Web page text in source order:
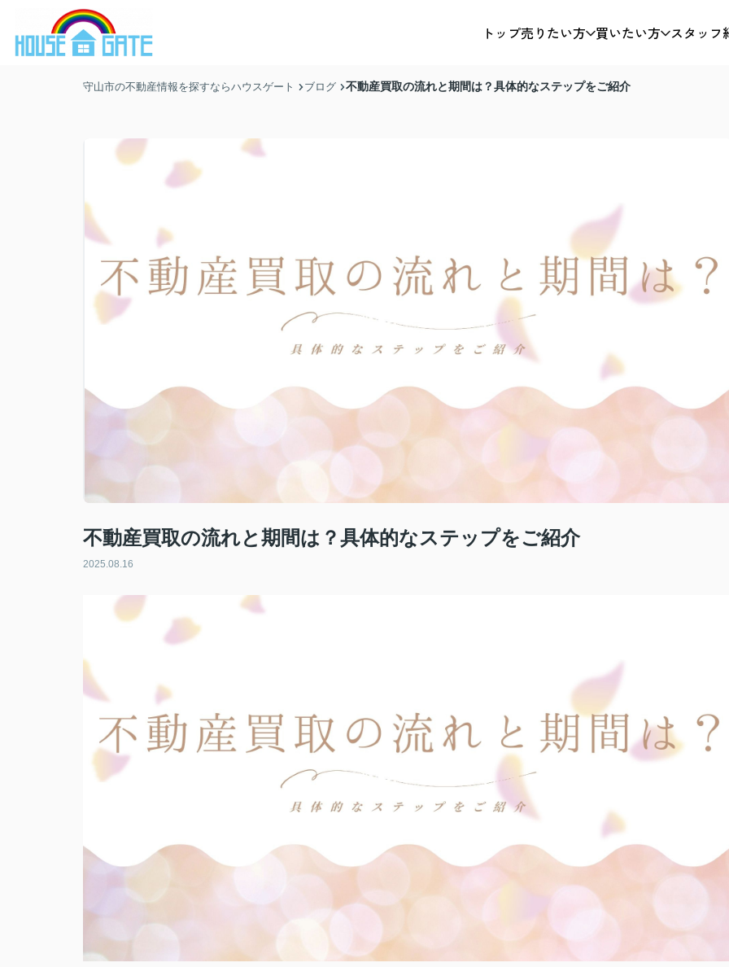
トップ売りたい方 買いたい方 スタッフ
守山市の不動産情報を探すならハウスゲート ブログ 不動産買取の流れと期間は？具体的なステップをご紹介
不動産買取の流れと期間は？具体的なステップをご紹介
2025.08.16